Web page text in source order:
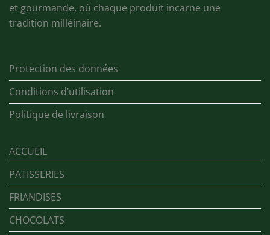
et gourmande, où chaque produit incarne une
tradition milléinaire.
Protection des données
Conditions d’utilisation
Politique de livraison
ACCUEIL
PATISSERIES
FRIANDISES
CHOCOLATS